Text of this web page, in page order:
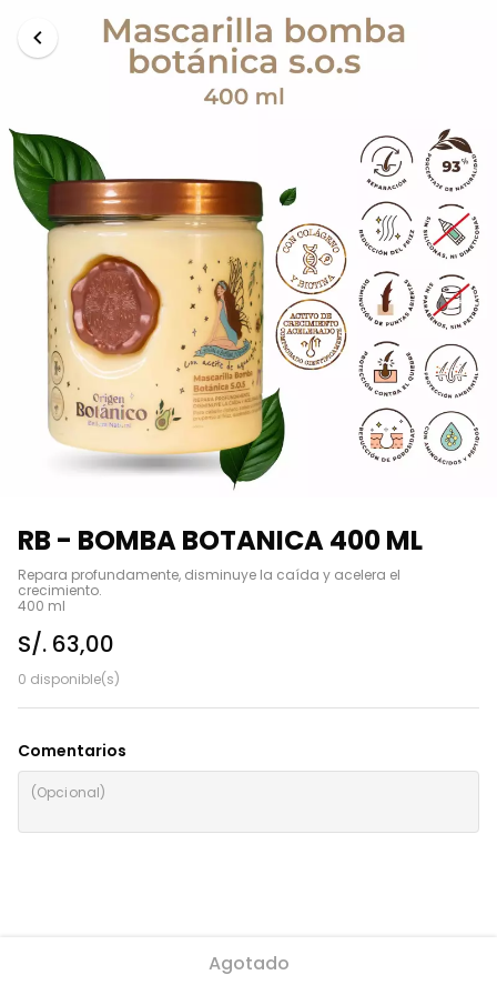
RB - BOMBA BOTANICA 400 ML
Repara profundamente, disminuye la caída y acelera el
crecimiento.
400 ml
S/. 63,00
0 disponible(s)
Comentarios
Agotado